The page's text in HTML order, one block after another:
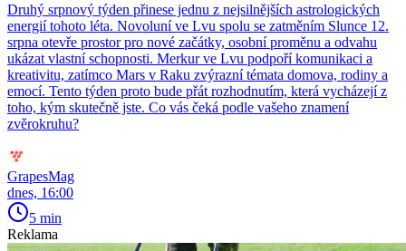
Druhý srpnový týden přinese jednu z nejsilnějších astrologických
energií tohoto léta. Novoluní ve Lvu spolu se zatměním Slunce 12.
srpna otevře prostor pro nové začátky, osobní proměnu a odvahu
ukázat vlastní schopnosti. Merkur ve Lvu podpoří komunikaci a
kreativitu, zatímco Mars v Raku zvýrazní témata domova, rodiny a
emocí. Tento týden proto bude přát rozhodnutím, která vycházejí z
toho, kým skutečně jste. Co vás čeká podle vašeho znamení
zvěrokruhu?
GrapesMag
dnes, 16:00
5 min
Reklama